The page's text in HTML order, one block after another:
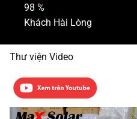
98 %
Khách Hài Lòng
Thư viện Video